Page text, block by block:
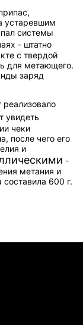
устаревшим
системы
- штатно
с твердой
для метающего.
заряд
увидеть
чеки
после чего его
и
-
метания и
600 г.